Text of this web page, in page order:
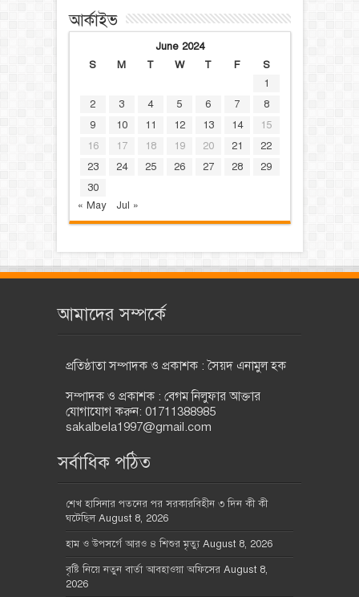
আর্কাইভ
June 2024
S
M T W T F
S
1
2
3 4 5 6 7
8
9
10 11 12 13 14
15
16
17 18 19 20 21
22
23
24 25 26 27 28
29
30
« May
Jul »
আমাদের সম্পর্কে
প্রতিষ্ঠাতা সম্পাদক ও প্রকাশক : সৈয়দ এনামুল হক
সম্পাদক ও প্রকাশক : বেগম নিলুফার আক্তার
যোগাযোগ করুন: 01711388985
sakalbela1997@gmail.com
সর্বাধিক পঠিত
শেখ হাসিনার পতনের পর সরকারবিহীন ৩ দিন কী কী
ঘটেছিল August 8, 2026
হাম ও উপসর্গে আরও ৪ শিশুর মৃত্যু August 8, 2026
বৃষ্টি নিয়ে নতুন বার্তা আবহাওয়া অফিসের August 8,
2026